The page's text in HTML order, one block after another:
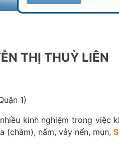
THỊ THUỲ LIÊN
1)
kinh nghiệm trong việc
(chàm), nấm, vảy nến, mụn,